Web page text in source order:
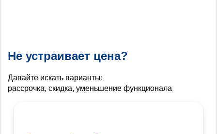
Не устраивает цена?
Давайте искать варианты:
рассрочка, скидка, уменьшение функционала